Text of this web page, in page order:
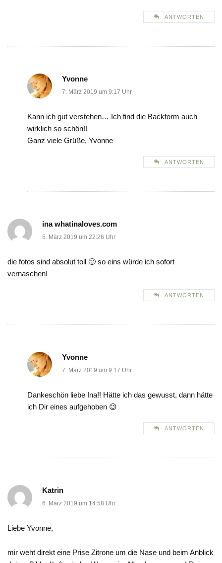
ANTWORTEN
Yvonne
7. März 2019 um 9:17 Uhr
Kann ich gut verstehen… Ich find die Backform auch
wirklich so schön!!
Ganz viele Grüße, Yvonne
ANTWORTEN
ina whatinaloves.com
5. März 2019 um 22:26 Uhr
die fotos sind absolut toll 🙂 so eins würde ich sofort
vernaschen!
ANTWORTEN
Yvonne
7. März 2019 um 9:17 Uhr
Dankeschön liebe Ina!! Hätte ich das gewusst, dann hätte
ich Dir eines aufgehoben 😉
ANTWORTEN
Katrin
6. März 2019 um 14:58 Uhr
Liebe Yvonne,
mir weht direkt eine Prise Zitrone um die Nase und beim Anblick